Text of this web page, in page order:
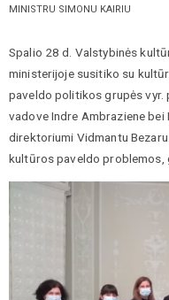
MINISTRU SIMONU KAIRIU
Spalio 28 d. Valstybinės
ministerijoje susitiko su
paveldo politikos grupės vyr.
vadove Indre Ambraziene
direktoriumi Vidmantu
kultūros paveldo problemos,